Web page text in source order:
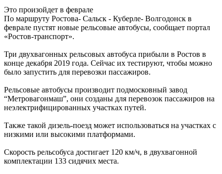
Это произойдет в феврале
По маршруту Ростова- Сальск - Куберле- Волгодонск в
феврале пустят новые рельсовые автобусы, сообщает портал
«Ростов-транспорт».
Три двухвагонных рельсовых автобуса прибыли в Ростов в
конце декабря 2019 года. Сейчас их тестируют, чтобы можно
было запустить для перевозки пассажиров.
Рельсовые автобусы производит подмосковный завод
“Метровагонмаш”, они созданы для перевозок пассажиров на
неэлектрифицированных участках путей.
Также такой дизель-поезд может использоваться на участках с
низкими или высокими платформами.
Скорость рельсобуса достигает 120 км/ч, в двухвагонной
комплектации 133 сидячих места.